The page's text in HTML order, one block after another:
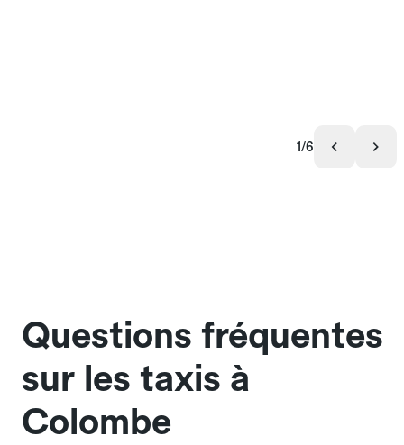
1/6
Questions fréquentes
sur les taxis à
Colombe